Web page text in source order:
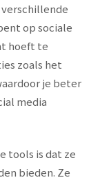
op sociale
hoeft te
zoals het
je beter
media
tools is dat ze
bieden. Ze